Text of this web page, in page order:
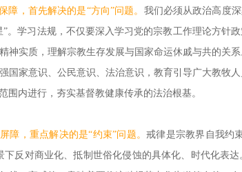
障，首先解决的是“方向”问题。 我们必须从政治高度
。学习法规，不仅要深入学习党的宗教工作理论方针
神实质，理解宗教生存发展与国家命运休戚与共的关
国家意识、公民意识、法治意识，教育引导广大教牧
围内进行，夯实基督教健康传承的法治根基。
障，重点解决的是“约束”问题。 戒律是宗教界自我约
反对商业化、抵制世俗化侵蚀的具体化、时代化表